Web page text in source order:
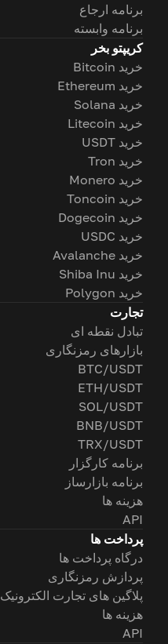
برنامه ارجاع
برنامه وابسته
کریپتو بخر
خرید Bitcoin
خرید Ethereum
خرید Solana
خرید Litecoin
خرید USDT
خرید Tron
خرید Monero
خرید Toncoin
خرید Dogecoin
خرید USDC
خرید Avalanche
خرید Shiba Inu
خرید Polygon
تجارت
تبادل نقطه ای
بازارهای رمزنگاری
BTC/USDT
ETH/USDT
SOL/USDT
BNB/USDT
TRX/USDT
برنامه کارگزار
برنامه بازارساز
هزینه ها
API
پرداخت ها
درگاه پرداخت ها
پردازش رمزنگاری
پلاگین های تجارت الکترونیک
هزینه ها
API